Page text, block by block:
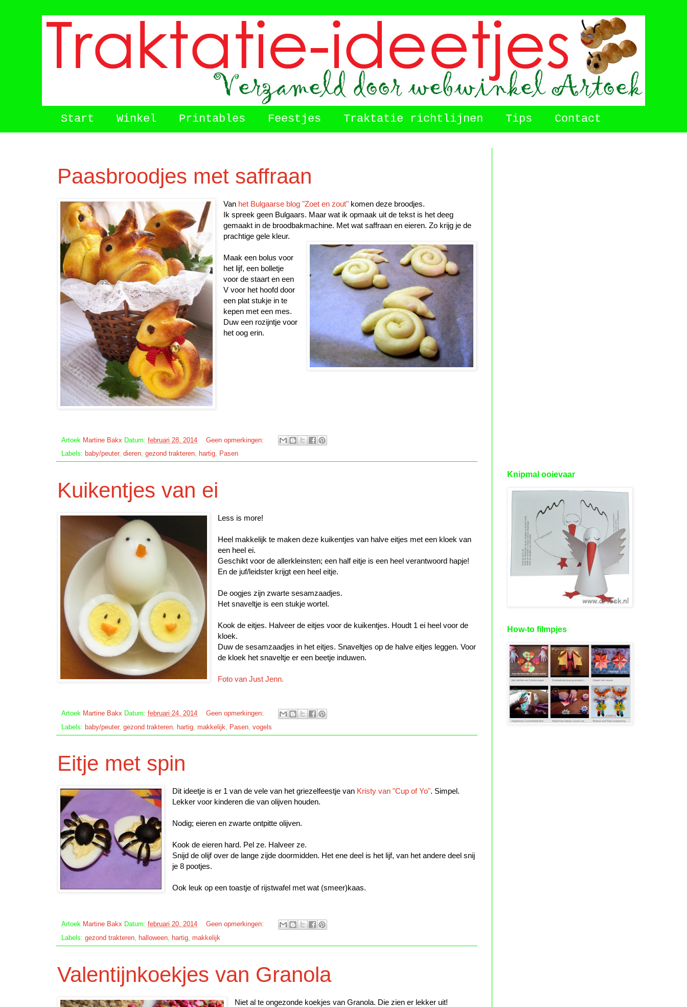
Start Winkel Printables Feestjes Traktatie richtlijnen Tips Contact
Paasbroodjes met saffraan
Van het Bulgaarse blog "Zoet en zout" komen deze broodjes.
Ik spreek geen Bulgaars. Maar wat ik opmaak uit de tekst is het deeg
gemaakt in de broodbakmachine. Met wat saffraan en eieren. Zo krijg je de
prachtige gele kleur.
Maak een bolus voor
het lijf, een bolletje
voor de staart en een
V voor het hoofd door
een plat stukje in te
kepen met een mes.
Duw een rozijntje voor
het oog erin.
Artoek Martine Bakx Datum: februari 28, 2014
Geen opmerkingen:
Labels: baby/peuter, dieren, gezond trakteren, hartig, Pasen
Kuikentjes van ei
Less is more!
Heel makkelijk te maken deze kuikentjes van halve eitjes met een kloek van
een heel ei.
Geschikt voor de allerkleinsten; een half eitje is een heel verantwoord hapje!
En de juf/leidster krijgt een heel eitje.
De oogjes zijn zwarte sesamzaadjes.
Het snaveltje is een stukje wortel.
Kook de eitjes. Halveer de eitjes voor de kuikentjes. Houdt 1 ei heel voor de
kloek.
Duw de sesamzaadjes in het eitjes. Snaveltjes op de halve eitjes leggen. Voor
de kloek het snaveltje er een beetje induwen.
Foto van Just Jenn.
Artoek Martine Bakx Datum: februari 24, 2014
Geen opmerkingen:
Labels: baby/peuter, gezond trakteren hartig makkelijk Pasen vogels
Eitje met spin
Dit ideetje is er 1 van de vele van het griezelfeestje van Kristy van "Cup of Yo". Simpel.
Lekker voor kinderen die van olijven houden.
Nodig; eieren en zwarte ontpitte olijven.
Kook de eieren hard. Pel ze. Halveer ze.
Snijd de olijf over de lange zijde doormidden. Het ene deel is het lijf, van het andere deel snij
je 8 pootjes.
Ook leuk op een toastje of rijstwafel met wat (smeer)kaas.
Artoek Martine Bakx Datum: februari 20, 2014
Geen opmerkingen:
Labels: gezond trakteren, halloween, hartig, makkelijk
Valentijnkoekjes van Granola
Niet al te ongezonde koekjes van Granola. Die zien er lekker uit!
Knipmal ooievaar
How-to filmpjes